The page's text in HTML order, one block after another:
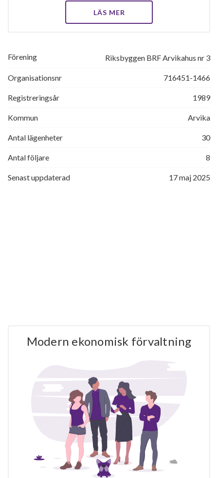
LÄS MER
Förening Riksbyggen BRF Arvikahus nr 3
Organisationsnr 716451-1466
Registreringsår 1989
Kommun Arvika
Antal lägenheter 30
Antal följare 8
Senast uppdaterad 17 maj 2025
Modern ekonomisk förvaltning